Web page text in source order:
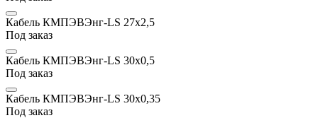
Кабель КМПЭВЭнг-LS 27х2,5
Под заказ
Кабель КМПЭВЭнг-LS 30x0,5
Под заказ
Кабель КМПЭВЭнг-LS 30x0,35
Под заказ